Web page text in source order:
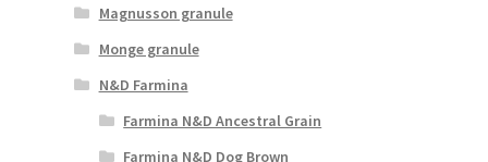
Magnusson granule
Monge granule
N&D Farmina
Farmina N&D Ancestral Grain
Farmina N&D Dog Brown